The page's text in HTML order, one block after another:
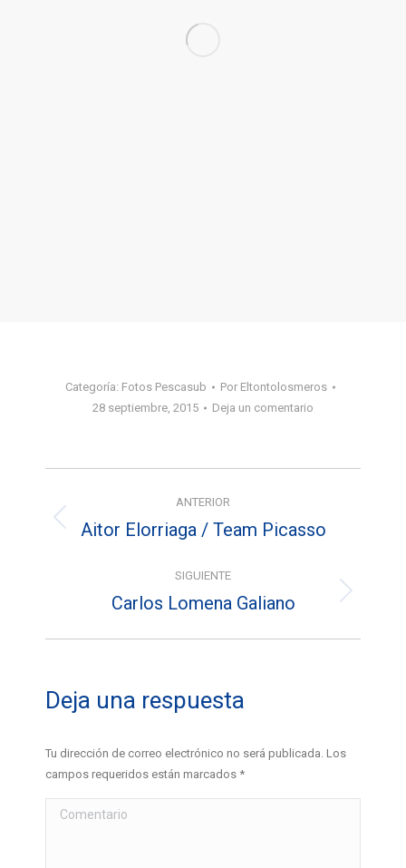
Categoría: Fotos Pescasub Por Eltontolosmeros
28 septiembre, 2015
Deja un comentario
entre
ANTERIOR
Álbum
Aitor Elorriaga / Team Picasso
SIGUIENTE
Álbum
Carlos Lomena Galiano
Deja una respuesta
Tu dirección de correo electrónico no será publicada. Los
campos requeridos están marcados *
Comentario